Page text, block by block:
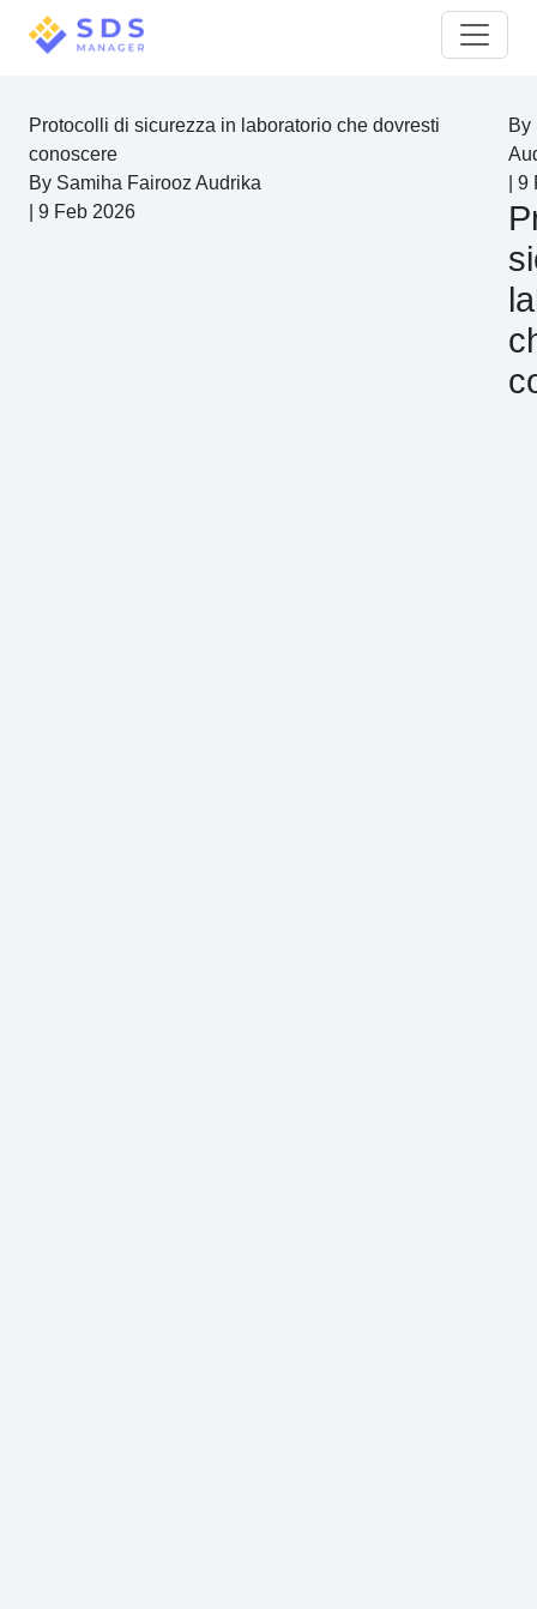
Protocolli di sicurezza in laboratorio che dovresti
conoscere
By Samiha Fairooz Audrika
9 Feb 2026
By
9